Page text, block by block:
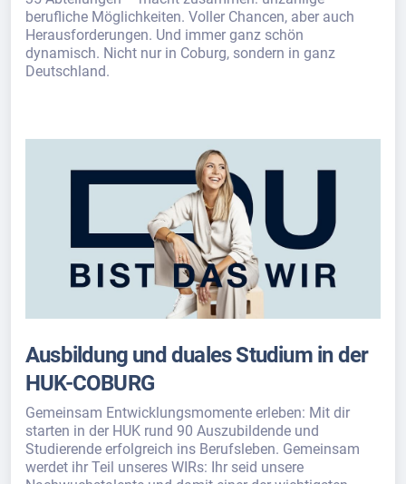
berufliche Möglichkeiten. Voller Chancen, aber auch
Herausforderungen. Und immer ganz schön
dynamisch. Nicht nur in Coburg, sondern in ganz
Deutschland.
Ausbildung und duales Studium in der
HUK-COBURG
Gemeinsam Entwicklungsmomente erleben: Mit dir
starten in der HUK rund 90 Auszubildende und
Studierende erfolgreich ins Berufsleben. Gemeinsam
werdet ihr Teil unseres WIRs: Ihr seid unsere